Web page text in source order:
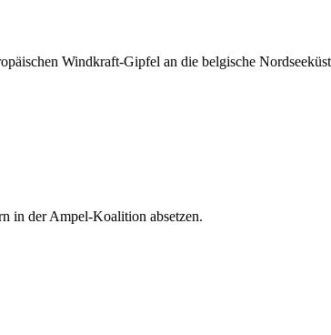
Windkraft-Gipfel an die belgische
in der Ampel-Koalition absetzen.